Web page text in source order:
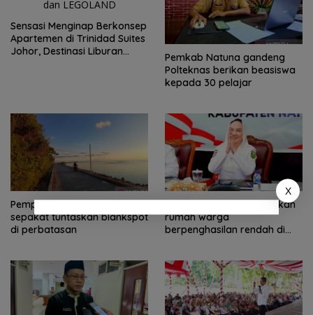
Sensasi Menginap Berkonsep
Apartemen di Trinidad Suites
Johor, Destinasi Liburan
Pemkab Natuna gandeng
Polteknas berikan beasiswa
kepada 30 pelajar
Pemprov Kepri dan Komdigi
sepakat tuntaskan blankspot
di perbatasan
Kemensos biayai perbaikan
rumah warga
berpenghasilan rendah di
X